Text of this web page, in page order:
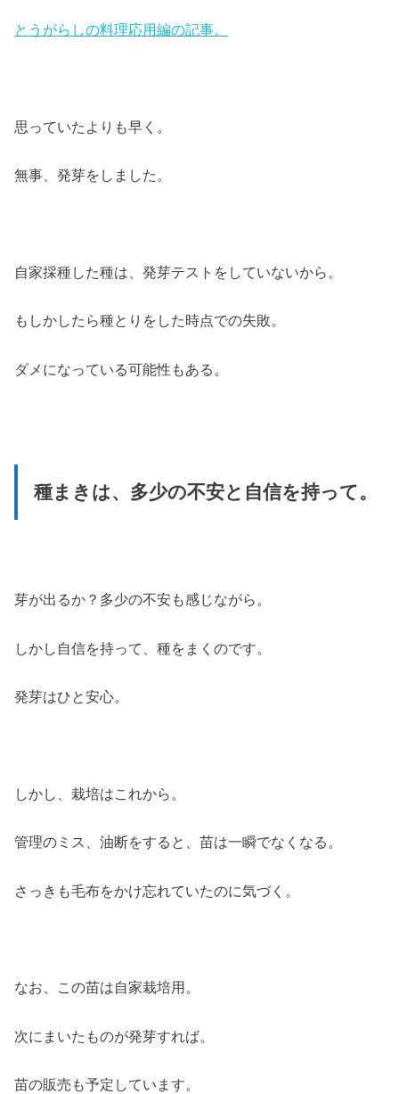
とうがらしの料理応用編の記事。
思っていたよりも早く。
無事、発芽をしました。
自家採種した種は、発芽テストをしていないから。
もしかしたら種とりをした時点での失敗。
ダメになっている可能性もある。
種まきは、多少の不安と自信を持って。
芽が出るか？多少の不安も感じながら。
しかし自信を持って、種をまくのです。
発芽はひと安心。
しかし、栽培はこれから。
管理のミス、油断をすると、苗は一瞬でなくなる。
さっきも毛布をかけ忘れていたのに気づく。
なお、この苗は自家栽培用。
次にまいたものが発芽すれば。
苗の販売も予定しています。